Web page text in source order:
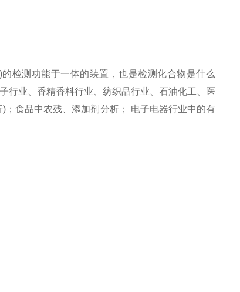
检测功能于一体的装置，也是检测化合物是什么
行业、香精香料行业、纺织品行业、石油化工、医
食品中农残、添加剂分析； 电子电器行业中的有